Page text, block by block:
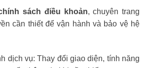
sách điều khoản, chuyên trang
cần thiết để vận hành và bảo vệ hệ
dịch vụ: Thay đổi giao diện, tính năng